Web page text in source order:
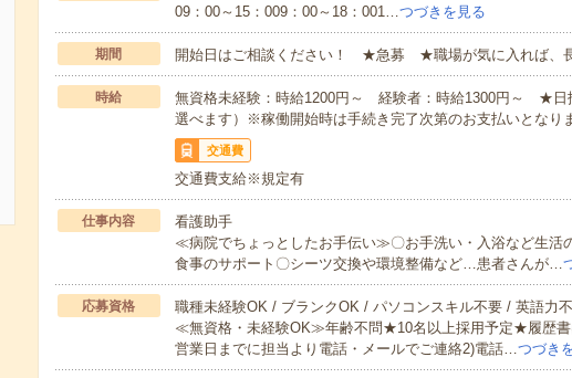
09：00～15：009：00～18：001…つづきを見る
期間 開始日はご相談ください！ ★急募 ★職場が気に入れば、長
時給
無資格未経験：時給1200円～ 経験者：時給1300円～ ★日
選べます）※稼働開始時は手続き完了次第のお支払いとなりま
交通費
交通費支給※規定有
仕事内容
看護助手
≪病院でちょっとしたお手伝い≫〇お手洗い・入浴など生活
食事のサポート〇シーツ交換や環境整備など…患者さんが…
応募資格
職種未経験OK / ブランクOK / パソコンスキル不要 / 英語力
≪無資格・未経験OK≫年齢不問★10名以上採用予定★履歴
営業日までに担当より電話・メールでご連絡2)電話…つづき